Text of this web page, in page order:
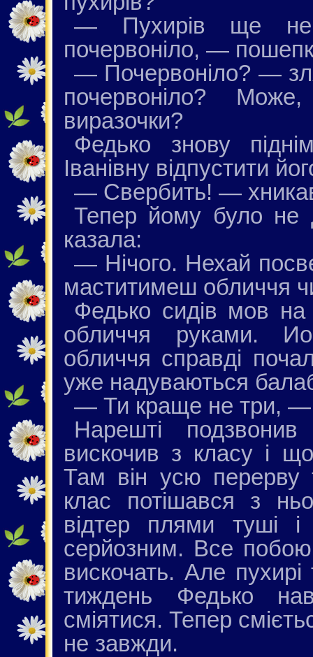
— Пухирів ще
почервоніло, —
— Почервоніло? —
почервоніло?
виразочки?
Федько знову
Іванівну відпустити
— Свербить! —
Тепер йому було не
казала:
— Нічого. Нехай
маститимеш обличчя
Федько сидів мов на
обличчя руками.
обличчя справді
уже надуваються
— Ти краще не три, —
Нарешті
вискочив з класу і
Там він усю
клас потішався з
відтер плями туші
серйозним. Все
вискочать. Але
тиждень Федько
сміятися. Тепер
не завжди.